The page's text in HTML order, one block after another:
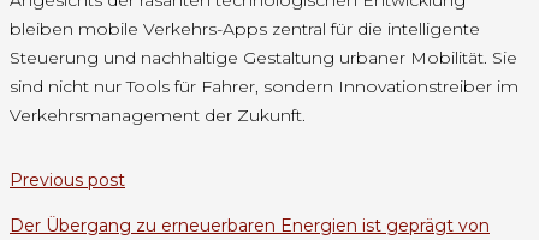
bleiben mobile Verkehrs-Apps zentral für die intelligente
Steuerung und nachhaltige Gestaltung urbaner Mobilität. Sie
sind nicht nur Tools für Fahrer, sondern Innovationstreiber im
Verkehrsmanagement der Zukunft.
Previous post
Der Übergang zu erneuerbaren Energien ist geprägt von